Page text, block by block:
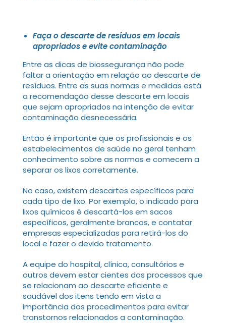
Faça o descarte de resíduos em locais
apropriados e evite contaminação
Entre as dicas de biossegurança não pode
faltar a orientação em relação ao descarte de
resíduos. Entre as suas normas e medidas está
a recomendação desse descarte em locais
que sejam apropriados na intenção de evitar
contaminação desnecessária.
Então é importante que os profissionais e os
estabelecimentos de saúde no geral tenham
conhecimento sobre as normas e comecem a
separar os lixos corretamente.
No caso, existem descartes específicos para
cada tipo de lixo. Por exemplo, o indicado para
lixos químicos é descartá-los em sacos
específicos, geralmente brancos, e contatar
empresas especializadas para retirá-los do
local e fazer o devido tratamento.
A equipe do hospital, clínica, consultórios e
outros devem estar cientes dos processos que
se relacionam ao descarte eficiente e
saudável dos itens tendo em vista a
importância dos procedimentos para evitar
transtornos relacionados a contaminação.